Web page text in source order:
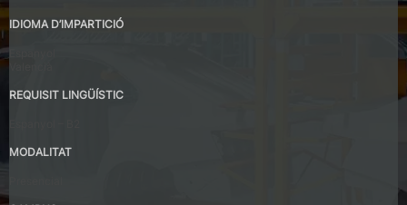
IDIOMA D’IMPARTICIÓ
REQUISIT LINGÜÍSTIC
MODALITAT